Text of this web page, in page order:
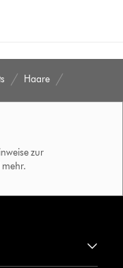
Haare
zur